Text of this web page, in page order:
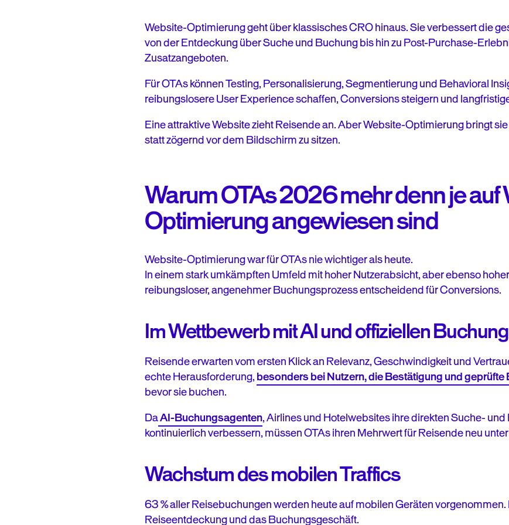
Website-Optimierung geht über klassisches CRO hinaus. Sie verbessert die
von der Entdeckung über Suche und Buchung bis hin zu Post-Purchase-
Zusatzangeboten.
Für OTAs können Testing, Personalisierung, Segmentierung und Behavioral
reibungslosere User Experience schaffen, Conversions steigern und
Eine attraktive Website zieht Reisende an. Aber Website-Optimierung bringt
statt zögernd vor dem Bildschirm zu sitzen.
Warum OTAs 2026 mehr denn je auf
Optimierung angewiesen sind
Website-Optimierung war für OTAs nie wichtiger als heute.
In einem stark umkämpften Umfeld mit hoher Nutzerabsicht, aber ebenso
reibungsloser, angenehmer Buchungsprozess entscheidend für Conversions.
Im Wettbewerb mit AI und offiziellen
Reisende erwarten vom ersten Klick an Relevanz, Geschwindigkeit und
echte Herausforderung,besonders bei Nutzern, die Bestätigung und
bevor sie buchen.
DaAI-Buchungsagenten, Airlines und Hotelwebsites ihre direkten Suche-
kontinuierlich verbessern, müssen OTAs ihren Mehrwert für Reisende neu
Wachstum des mobilen Traffics
63 % aller Reisebuchungen werden heute auf mobilen Geräten
Reiseentdeckung und das Buchungsgeschäft.